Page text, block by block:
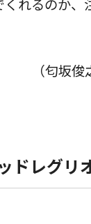
くれるのか、
（匂坂
ドレグリ